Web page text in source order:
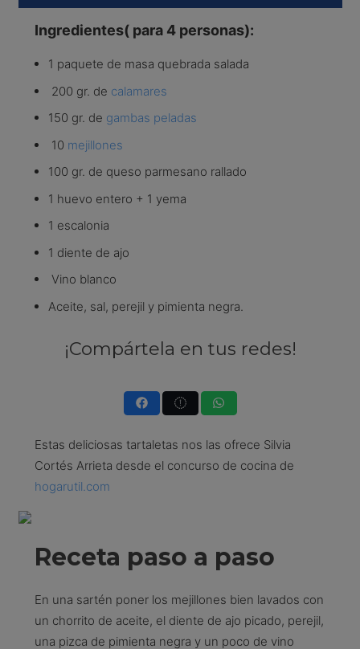
Ingredientes( para 4 personas):
1 paquete de masa quebrada salada
200 gr. de calamares
150 gr. de gambas peladas
10 mejillones
100 gr. de queso parmesano rallado
1 huevo entero + 1 yema
1 escalonia
1 diente de ajo
Vino blanco
Aceite, sal, perejil y pimienta negra.
¡Compártela en tus redes!
Estas deliciosas tartaletas nos las ofrece Silvia
Cortés Arrieta desde el concurso de cocina de
hogarutil.com
Receta paso a paso
En una sartén poner los mejillones bien lavados con
un chorrito de aceite, el diente de ajo picado, perejil,
una pizca de pimienta negra y un poco de vino